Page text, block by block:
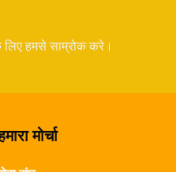
हमसे साम्रोक करे।
मोर्चा